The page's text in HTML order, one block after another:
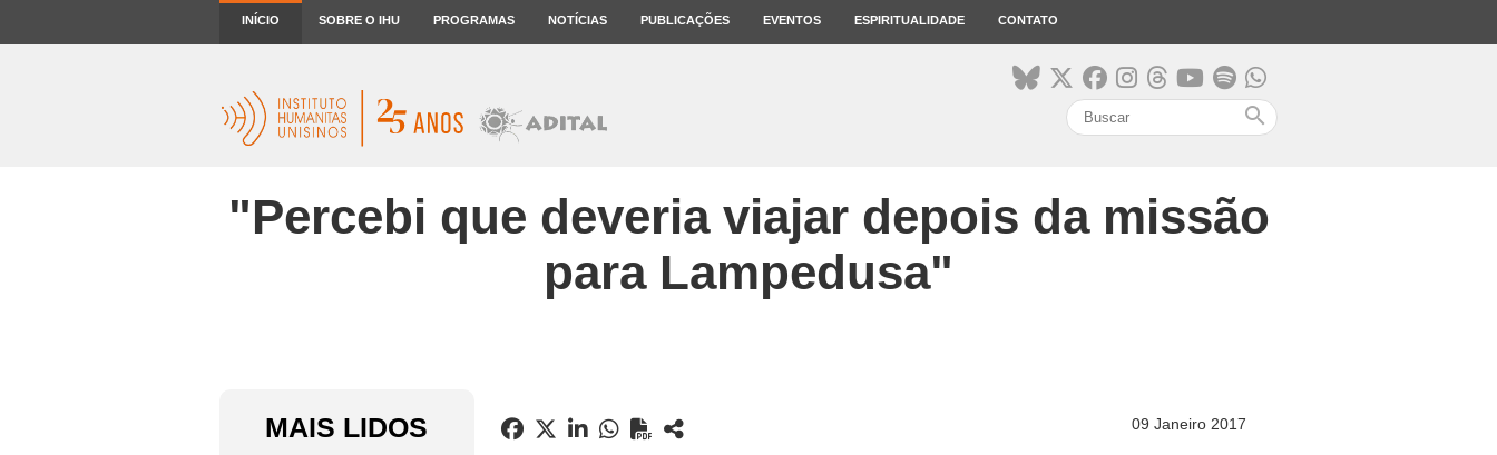
INÍCIO SOBRE O IHU PROGRAMAS NOTÍCIAS PUBLICAÇÕES EVENTOS ESPIRITUALIDADE CONTATO
search
"Percebi que deveria viajar depois da missão
para Lampedusa"
MAIS LIDOS 09 Janeiro 2017